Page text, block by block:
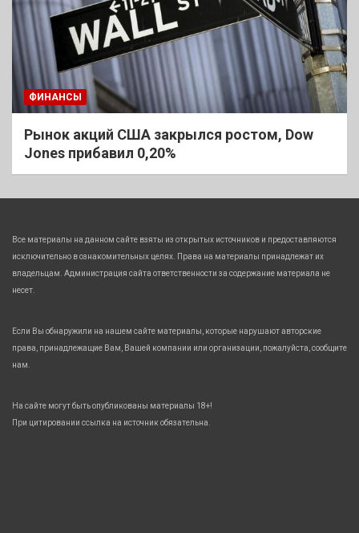
ФИНАНСЫ
Рынок акций США закрылся ростом, Dow
Jones прибавил 0,20%
Все материалы на данном сайте взяты из открытых источников и предоставляются
исключительно в ознакомительных целях. Права на материалы принадлежат их
владельцам. Администрация сайта ответственности за содержание материала не
несет.
Если Вы обнаружили на нашем сайте материалы, которые нарушают авторские
права, принадлежащие Вам, Вашей компании или организации, пожалуйста, сообщите
нам.
На сайте могут быть опубликованы материалы 18+!
При цитировании ссылка на источник обязательна.